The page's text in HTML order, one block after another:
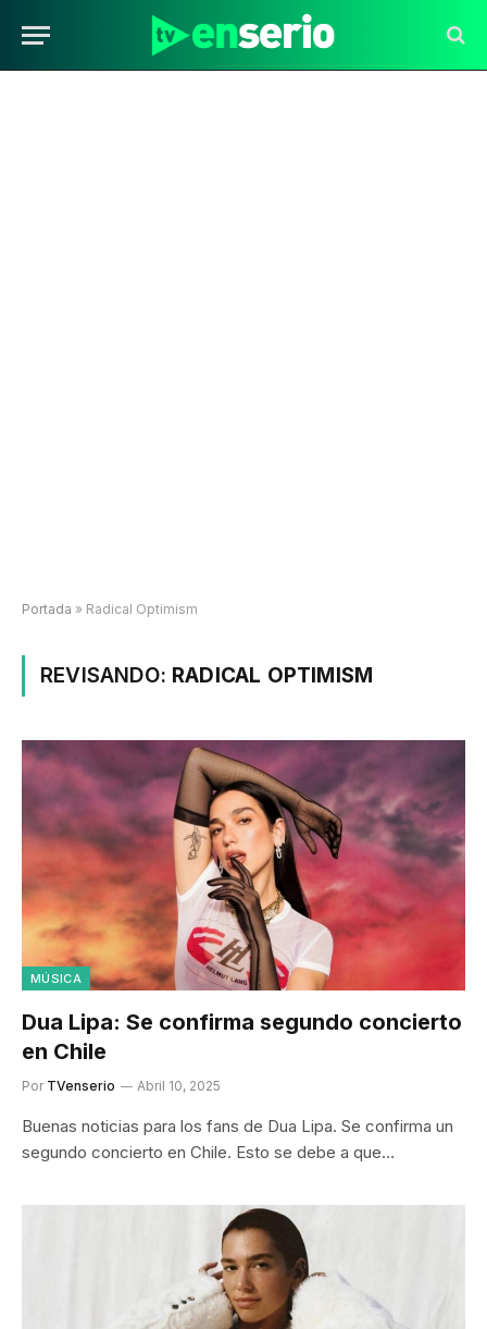
Portada » Radical Optimism
REVISANDO: RADICAL OPTIMISM
MÚSICA
Dua Lipa: Se confirma segundo concierto
en Chile
Por TVenserio Abril 10, 2025
Buenas noticias para los fans de Dua Lipa. Se confirma un
segundo concierto en Chile. Esto se debe a que…